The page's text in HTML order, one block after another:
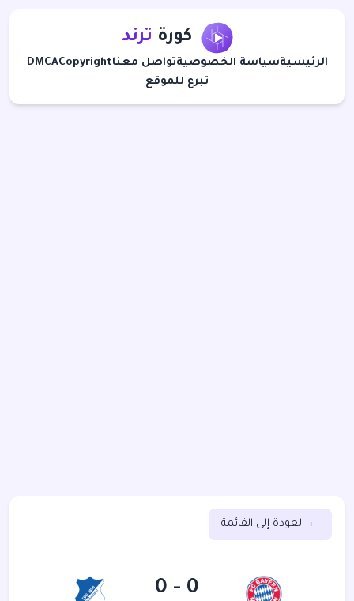
كورة ترند
الرئيسيةسياسة الخصوصيةتواصل معناCopyright
DMCA
تبرع للموقع
← العودة إلى القائمة
0 - 0